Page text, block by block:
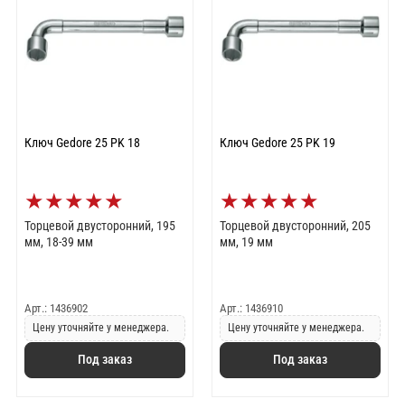
Ключ Gedore 25 PK 18
★★★★★
Торцевой двусторонний, 195
мм, 18-39 мм
Арт.: 1436902
Цену уточняйте у менеджера.
Под заказ
Ключ Gedore 25 PK 19
★★★★★
Торцевой двусторонний, 205
мм, 19 мм
Арт.: 1436910
Цену уточняйте у менеджера.
Под заказ